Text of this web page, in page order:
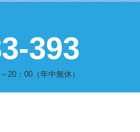
393
20：00（年中無休）